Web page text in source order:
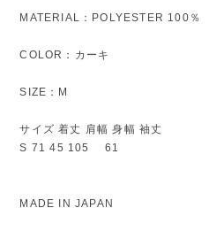
MATERIAL：POLYESTER 100％
COLOR：カーキ
SIZE：M
サイズ 着丈 肩幅 身幅 袖丈
S 71 45 105 61
MADE IN JAPAN